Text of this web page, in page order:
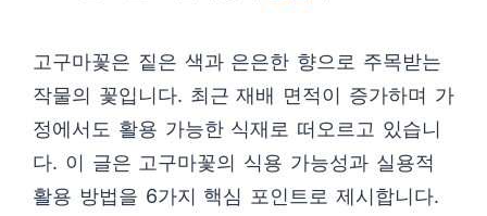
고구마꽃은 짙은 색과 은은한 향으로 주목받는
작물의 꽃입니다. 최근 재배 면적이 증가하며 가
정에서도 활용 가능한 식재로 떠오르고 있습니
다. 이 글은 고구마꽃의 식용 가능성과 실용적
활용 방법을 6가지 핵심 포인트로 제시합니다.